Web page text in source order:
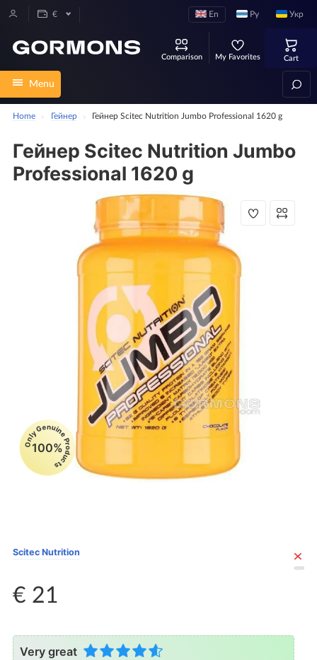
€ Укр
Ру
En
Comparison My Favorites Cart
Menu
Home Гейнер Гейнер Scitec Nutrition Jumbo Professional 1620 g
Гейнер Scitec Nutrition Jumbo
Professional 1620 g
Only Genuine Products
100%
Scitec Nutrition
€ 21
Very great